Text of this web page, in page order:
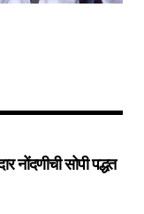
नोंदणीची सोपी पद्धत